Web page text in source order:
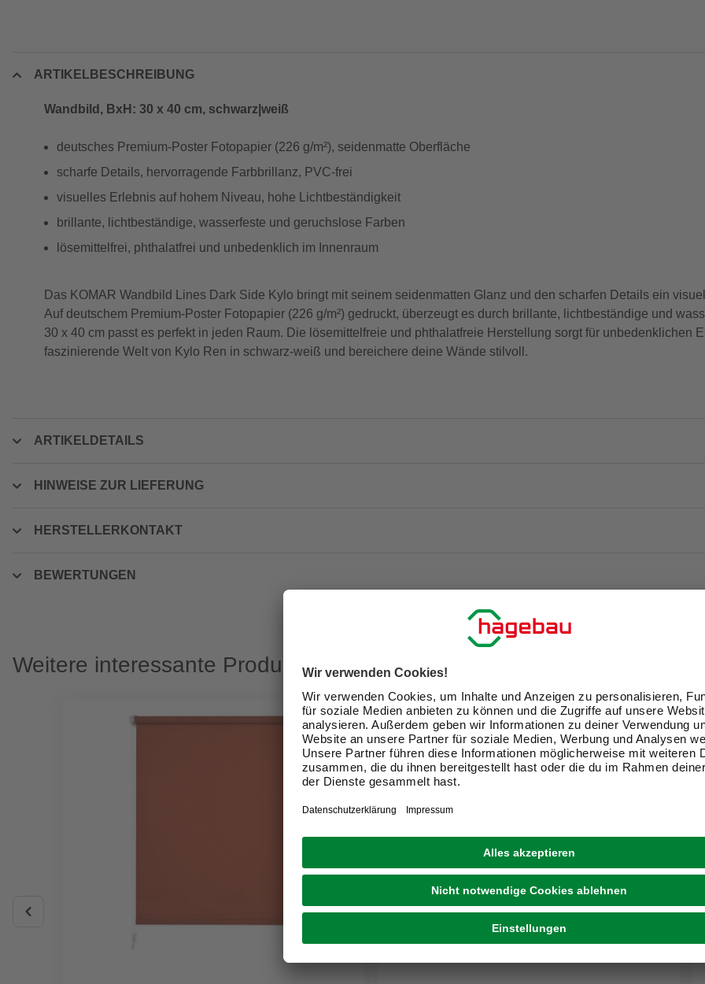
ARTIKELBESCHREIBUNG
Wandbild, BxH: 30 x 40 cm, schwarz|weiß
deutsches Premium-Poster Fotopapier (226 g/m²), seidenmatte Oberfläche
scharfe Details, hervorragende Farbbrillanz, PVC-frei
visuelles Erlebnis auf hohem Niveau, hohe Lichtbeständigkeit
brillante, lichtbeständige, wasserfeste und geruchslose Farben
lösemittelfrei, phthalatfrei und unbedenklich im Innenraum
Das KOMAR Wandbild Lines Dark Side Kylo bringt mit seinem seidenmatten Glanz und den scharfen Details ein
Auf deutschem Premium-Poster Fotopapier (226 g/m²) gedruckt, überzeugt es durch brillante, lichtbeständige und
30 x 40 cm passt es perfekt in jeden Raum. Die lösemittelfreie und phthalatfreie Herstellung sorgt für unbedenklichen
faszinierende Welt von Kylo Ren in schwarz-weiß und bereichere deine Wände stilvoll.
ARTIKELDETAILS
HINWEISE ZUR LIEFERUNG
HERSTELLERKONTAKT
BEWERTUNGEN
Weitere interessante Produkte